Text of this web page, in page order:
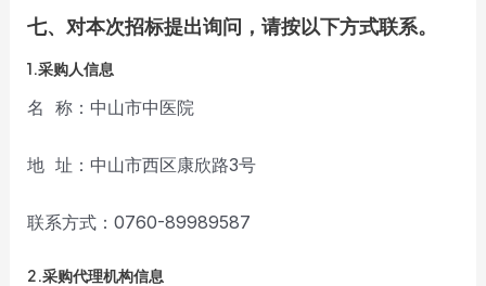
七、对本次招标提出询问，请按以下方式联系。
1.采购人信息
名 称：中山市中医院
地 址：中山市西区康欣路3号
联系方式：0760-89989587
2.采购代理机构信息